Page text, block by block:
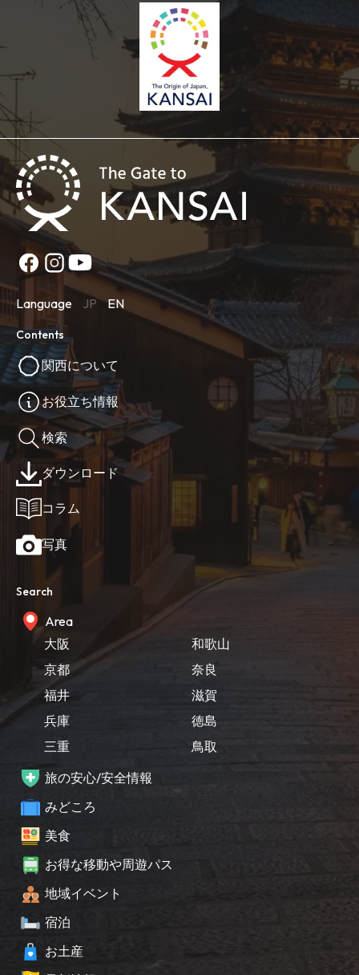
Language JP EN
Contents
関西について
お役立ち情報
検索
ダウンロード
コラム
写真
Search
Area
大阪
京都
福井
兵庫
三重
和歌山
奈良
滋賀
徳島
鳥取
旅の安心/安全情報
みどころ
美食
お得な移動や周遊パス
地域イベント
宿泊
お土産